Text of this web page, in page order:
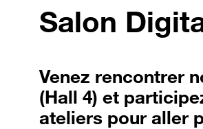
Salon
Venez rencontrer
(Hall 4) et
ateliers pour aller